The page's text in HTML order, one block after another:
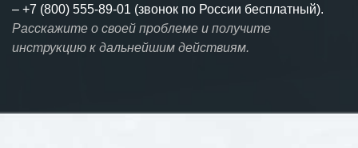
– +7 (800) 555-89-01 (звонок по России бесплатный).
Расскажите о своей проблеме и получите
инструкцию к дальнейшим действиям.